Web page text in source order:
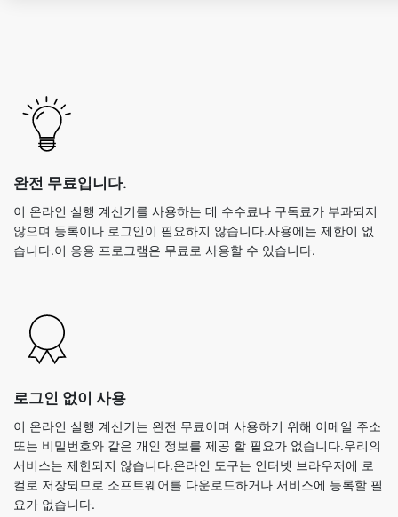
완전 무료입니다.
이 온라인 실행 계산기를 사용하는 데 수수료나 구독료가 부과되지
않으며 등록이나 로그인이 필요하지 않습니다.사용에는 제한이 없
습니다.이 응용 프로그램은 무료로 사용할 수 있습니다.
로그인 없이 사용
이 온라인 실행 계산기는 완전 무료이며 사용하기 위해 이메일 주소
또는 비밀번호와 같은 개인 정보를 제공 할 필요가 없습니다.우리의
서비스는 제한되지 않습니다.온라인 도구는 인터넷 브라우저에 로
컬로 저장되므로 소프트웨어를 다운로드하거나 서비스에 등록할 필
요가 없습니다.